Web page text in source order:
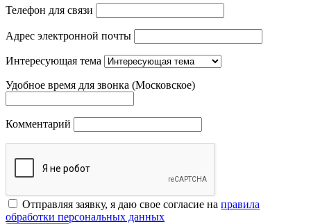
Телефон для связи
Адрес электронной почты
Интересующая тема
Удобное время для звонка (Московское)
Комментарий
Отправляя заявку, я даю свое согласие на правила
обработки персональных данных